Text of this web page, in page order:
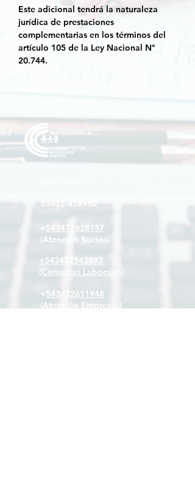
Este adicional tendrá la naturaleza
jurídica de prestaciones
complementarias en los términos del
artículo 105 de la Ley Nacional Nº
20.744.
03472-458990
+543472628157
(Atención Socios)
+543472542893
(Consultas Laborales)
+543472611948
(Atención Empresas)